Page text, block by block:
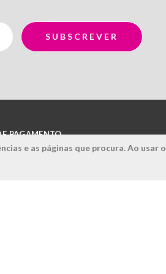
PAGAMENTO
e as páginas que procura. Ao usar o